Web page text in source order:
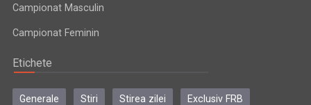
Campionat Masculin
Campionat Feminin
Etichete
Generale Stiri Stirea zilei Exclusiv FRB